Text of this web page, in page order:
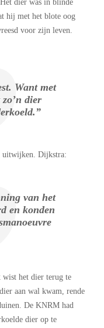
Het dier was in blinde
hij met het blote oog
voor zijn leven.
Want met
dier
uitwijken. Dijkstra:
van het
en konden
wist het dier terug te
aan wal kwam, rende
De KNRM had
dier op te